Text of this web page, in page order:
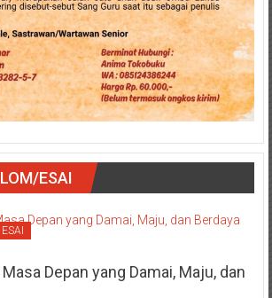
ESAI
Depan yang Damai, Maju, dan